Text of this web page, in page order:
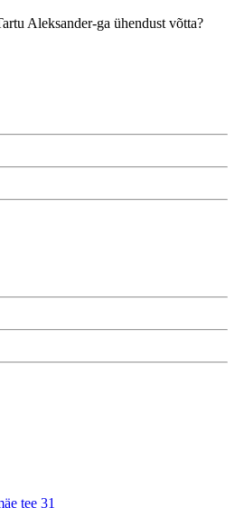
Aleksander-ga ühendust võtta?
tee 31